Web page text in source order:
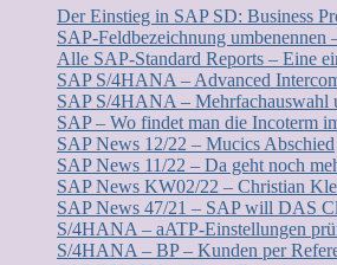
Der Einstieg in SAP SD: Business
SAP-Feldbezeichnung umbenennen
Alle SAP-Standard Reports – Eine
SAP S/4HANA – Advanced
SAP S/4HANA – Mehrfachauswahl
SAP – Wo findet man die Incoterm
SAP News 12/22 – Mucics Abschied
SAP News 11/22 – Da geht noch
SAP News KW02/22 – Christian
SAP News 47/21 – SAP will DAS
S/4HANA – aATP-Einstellungen
S/4HANA – BP – Kunden per